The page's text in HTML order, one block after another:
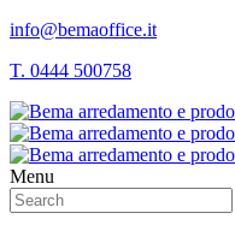
info@bemaoffice.it
T. 0444 500758
Menu